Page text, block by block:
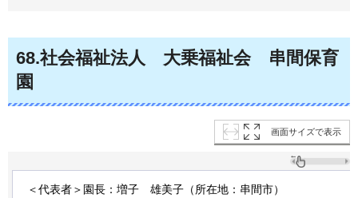
68.社会福祉法人 大乗福祉会 串間保育
園
画面サイズで表示
＜代表者＞園長：増子 雄美子 （所在地：串間市）